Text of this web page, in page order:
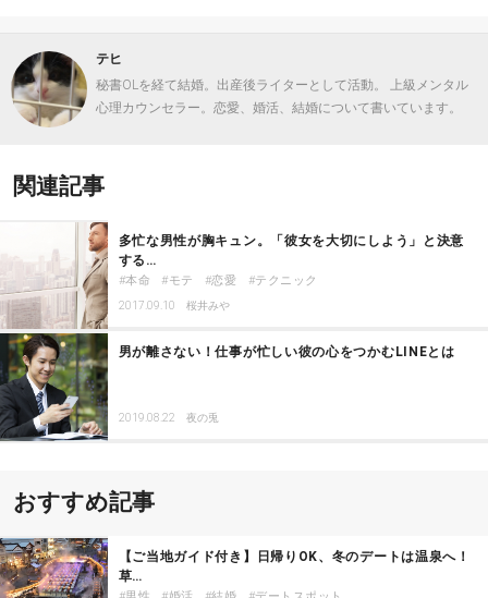
テヒ
秘書OLを経て結婚。出産後ライターとして活動。 上級メンタル
心理カウンセラー。恋愛、婚活、結婚について書いています。
関連記事
多忙な男性が胸キュン。「彼女を大切にしよう」と決意
する…
本命 モテ 恋愛 テクニック
2017.09.10 桜井みや
男が離さない！仕事が忙しい彼の心をつかむLINEとは
2019.08.22 夜の兎
おすすめ記事
【ご当地ガイド付き】日帰りOK、冬のデートは温泉へ！
草…